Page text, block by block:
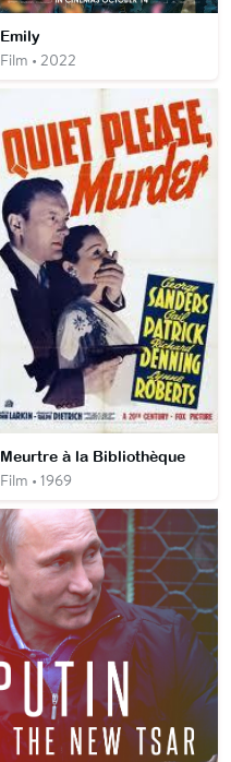
Emily
Film • 2022
Meurtre à la Bibliothèque
Film • 1969